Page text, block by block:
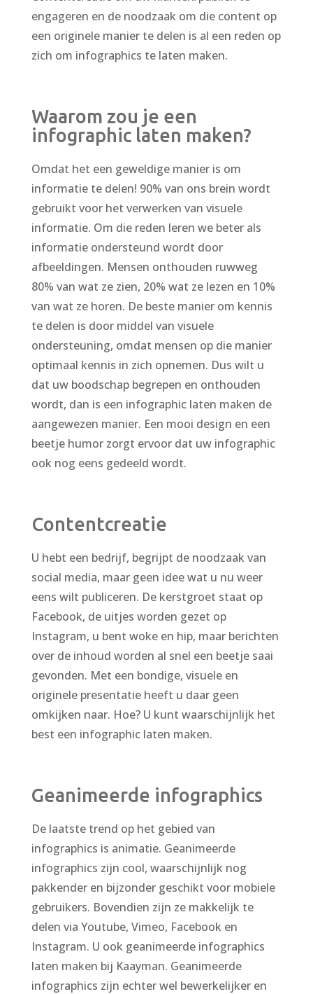
engageren en de noodzaak om die content op
een originele manier te delen is al een reden op
zich om infographics te laten maken.
Waarom zou je een
infographic laten maken?
Omdat het een geweldige manier is om
informatie te delen! 90% van ons brein wordt
gebruikt voor het verwerken van visuele
informatie. Om die reden leren we beter als
informatie ondersteund wordt door
afbeeldingen. Mensen onthouden ruwweg
80% van wat ze zien, 20% wat ze lezen en 10%
van wat ze horen. De beste manier om kennis
te delen is door middel van visuele
ondersteuning, omdat mensen op die manier
optimaal kennis in zich opnemen. Dus wilt u
dat uw boodschap begrepen en onthouden
wordt, dan is een infographic laten maken de
aangewezen manier. Een mooi design en een
beetje humor zorgt ervoor dat uw infographic
ook nog eens gedeeld wordt.
Contentcreatie
U hebt een bedrijf, begrijpt de noodzaak van
social media, maar geen idee wat u nu weer
eens wilt publiceren. De kerstgroet staat op
Facebook, de uitjes worden gezet op
Instagram, u bent woke en hip, maar berichten
over de inhoud worden al snel een beetje saai
gevonden. Met een bondige, visuele en
originele presentatie heeft u daar geen
omkijken naar. Hoe? U kunt waarschijnlijk het
best een infographic laten maken.
Geanimeerde infographics
De laatste trend op het gebied van
infographics is animatie. Geanimeerde
infographics zijn cool, waarschijnlijk nog
pakkender en bijzonder geschikt voor mobiele
gebruikers. Bovendien zijn ze makkelijk te
delen via Youtube, Vimeo, Facebook en
Instagram. U ook geanimeerde infographics
laten maken bij Kaayman. Geanimeerde
infographics zijn echter wel bewerkelijker en